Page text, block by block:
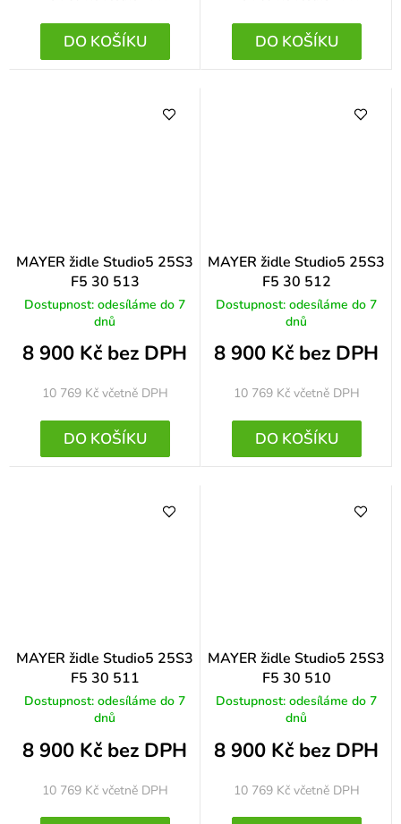
DO KOŠÍKU DO KOŠÍKU
MAYER židle Studio5 25S3
F5 30 513
Dostupnost: odesíláme do 7
dnů
8 900 Kč bez DPH
10 769 Kč včetně DPH
DO KOŠÍKU
MAYER židle Studio5 25S3
F5 30 512
Dostupnost: odesíláme do 7
dnů
8 900 Kč bez DPH
10 769 Kč včetně DPH
DO KOŠÍKU
MAYER židle Studio5 25S3
F5 30 511
Dostupnost: odesíláme do 7
dnů
8 900 Kč bez DPH
10 769 Kč včetně DPH
MAYER židle Studio5 25S3
F5 30 510
Dostupnost: odesíláme do 7
dnů
8 900 Kč bez DPH
10 769 Kč včetně DPH